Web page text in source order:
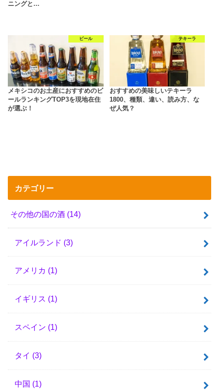
ニングと…
ビール
メキシコのお土産におすすめのビ
ールランキングTOP3を現地在住
が選ぶ！
テキーラ
おすすめの美味しいテキーラ
1800、種類、違い、読み方、な
ぜ人気？
カテゴリー
その他の国の酒 (14)
アイルランド (3)
アメリカ (1)
イギリス (1)
スペイン (1)
タイ (3)
中国 (1)